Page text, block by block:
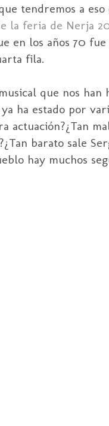
tendremos a
la feria de Nerja
en los años 70
fila.
que nos
ha estado por
barato sale
hay muchos